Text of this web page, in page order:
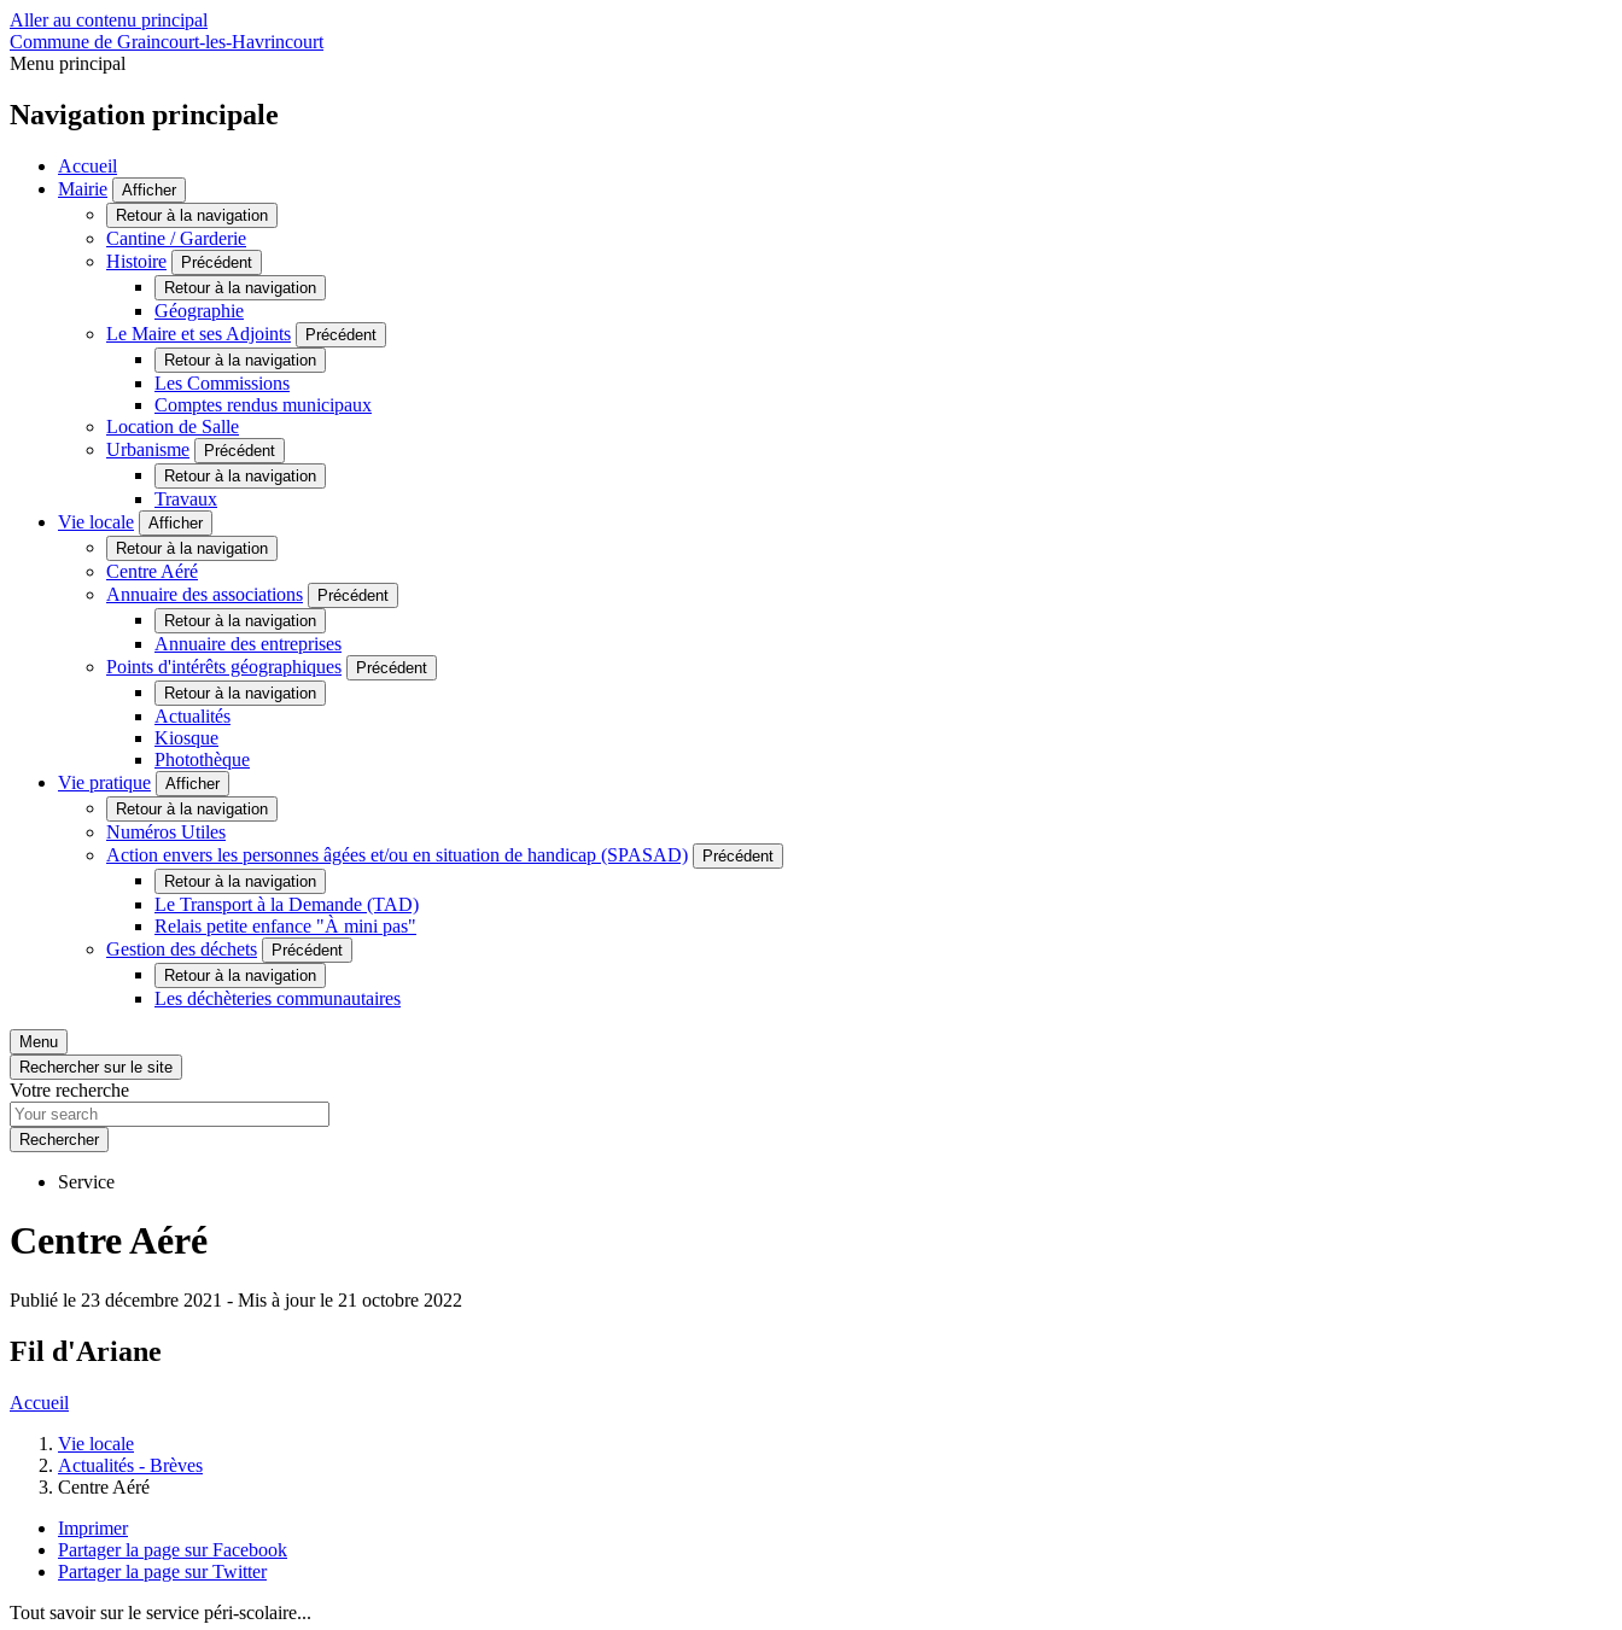
Aller au contenu principal
Commune de Graincourt-les-Havrincourt
Menu principal
Navigation principale
Accueil
Mairie
Afficher
Retour à la navigation
Cantine / Garderie
Histoire
Précédent
Retour à la navigation
Géographie
Le Maire et ses Adjoints
Précédent
Retour à la navigation
Les Commissions
Comptes rendus municipaux
Location de Salle
Urbanisme
Précédent
Retour à la navigation
Travaux
Vie locale
Afficher
Retour à la navigation
Centre Aéré
Annuaire des associations
Précédent
Retour à la navigation
Annuaire des entreprises
Points d'intérêts géographiques
Précédent
Retour à la navigation
Actualités
Kiosque
Photothèque
Vie pratique
Afficher
Retour à la navigation
Numéros Utiles
Action envers les personnes âgées et/ou en situation de handicap (SPASAD)
Précédent
Retour à la navigation
Le Transport à la Demande (TAD)
Relais petite enfance "À mini pas"
Gestion des déchets
Précédent
Retour à la navigation
Les déchèteries communautaires
Menu
Rechercher sur le site
Votre recherche
Service
Centre Aéré
Publié le 23 décembre 2021 - Mis à jour le 21 octobre 2022
Fil d'Ariane
Accueil
Vie locale
Actualités - Brèves
Centre Aéré
Imprimer
Partager la page sur Facebook
Partager la page sur Twitter
Tout savoir sur le service péri-scolaire...